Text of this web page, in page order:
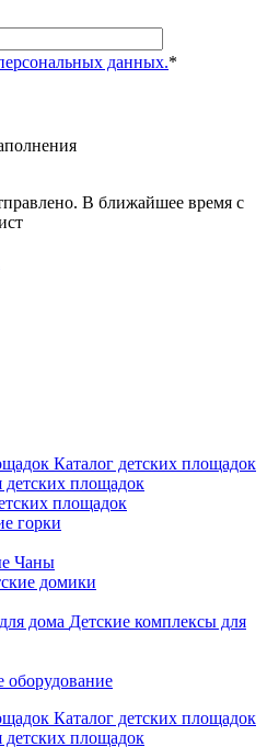
данных.*
В ближайшее время с
Каталог детских площадок
площадок
горки
Чаны
домики
Детские комплексы для
оборудование
Каталог детских площадок